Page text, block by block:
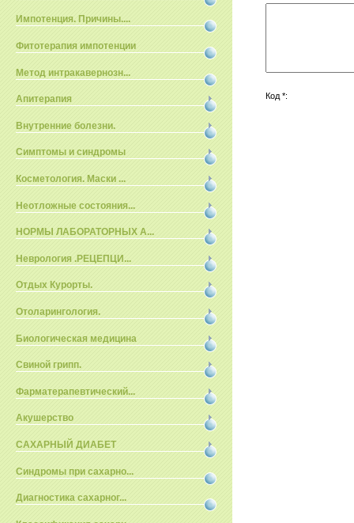
Импотенция. Причины....
Фитотерапия импотенции
Метод интракавернозн...
Апитерапия
Внутренние болезни.
Симптомы и синдромы
Косметология. Маски ...
Неотложные состояния...
НОРМЫ ЛАБОРАТОРНЫХ А...
Неврология .РЕЦЕПЦИ...
Отдых Курорты.
Отоларингология.
Биологическая медицина
Свиной грипп.
Фарматерапевтический...
Акушерство
САХАРНЫЙ ДИАБЕТ
Синдромы при сахарно...
Диагностика сахарног...
Код *: